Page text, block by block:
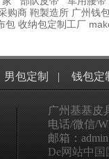
购商 鞄製造所 广州钱
包 收纳包定制工厂
男包定制 | 钱包定
广州基基皮
电话/微信/
邮箱：
De网站中国